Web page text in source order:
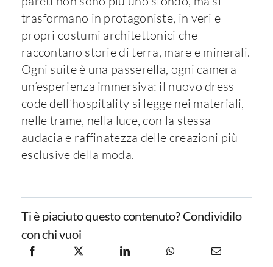
trasformano in protagoniste, in veri e
propri costumi architettonici che
raccontano storie di terra, mare e minerali.
Ogni suite è una passerella, ogni camera
un’esperienza immersiva: il nuovo dress
code dell’hospitality si legge nei materiali,
nelle trame, nella luce, con la stessa
audacia e raffinatezza delle creazioni più
esclusive della moda.
Ti è piaciuto questo contenuto? Condividilo
con chi vuoi